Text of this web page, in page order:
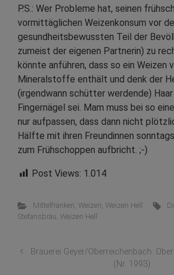
P.S.: Wer Probleme hat, seinen
vormittäglichen Weizenkonsum vor
gesundheitsbewussten Teil der
zumeist der eigenen Partnerin) zu
könnte anführen, dass so ein Weizen
Mineralstoffe enthält und denk der
(irgendwann schütter werdende) Haar
Fingernägel sei. Mam muss bei so
nur aufpassen, dass dann nicht
Hälfte mit ihren Freundinnen
zum Frühschoppen aufbricht. ;-)
Post Views: 1.014
Mittelfranken, Weizen, Weizen Hell
Stefansbräu, Weizen Hell
Brauerei Geyer/Oberreichenbach:
(Nr. 1993)